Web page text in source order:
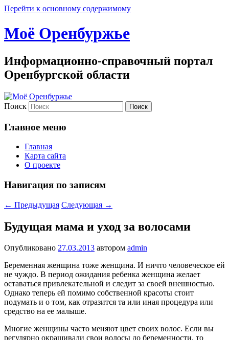
Перейти к основному содержимому
Моё Оренбуржье
Информационно-справочный портал
Оренбургской области
Поиск
Главное меню
Главная
Карта сайта
О проекте
Навигация по записям
← Предыдущая Следующая →
Будущая мама и уход за волосами
Опубликовано 27.03.2013 автором admin
Беременная женщина тоже женщина. И ничто человеческое ей
не чуждо. В период ожидания ребенка женщина желает
оставаться привлекательной и следит за своей внешностью.
Однако теперь ей помимо собственной красоты стоит
подумать и о том, как отразится та или иная процедура или
средство на ее малыше.
Многие женщины часто меняют цвет своих волос. Если вы
регулярно окрашивали свои волосы до беременности, то